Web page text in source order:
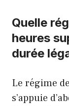
Quelle
heures
durée
Le régime
s’appuie